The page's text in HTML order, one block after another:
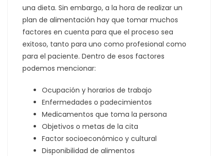
una dieta. Sin embargo, a la hora de realizar un
plan de alimentación hay que tomar muchos
factores en cuenta para que el proceso sea
exitoso, tanto para uno como profesional como
para el paciente. Dentro de esos factores
podemos mencionar:
Ocupación y horarios de trabajo
Enfermedades o padecimientos
Medicamentos que toma la persona
Objetivos o metas de la cita
Factor socioeconómico y cultural
Disponibilidad de alimentos